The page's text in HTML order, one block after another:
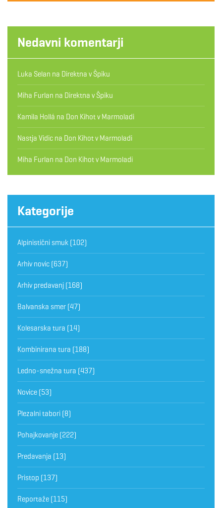
Nedavni komentarji
Luka Selan na Direktna v Špiku
Miha Furlan na Direktna v Špiku
Kamila Hollá na Don Kihot v Marmoladi
Nastja Vidic na Don Kihot v Marmoladi
Miha Furlan na Don Kihot v Marmoladi
Kategorije
Alpinistični smuk (102)
Arhiv novic (637)
Arhiv predavanj (168)
Balvanska smer (47)
Kolesarska tura (14)
Kombinirana tura (188)
Ledno-snežna tura (437)
Novice (53)
Plezalni tabori (8)
Pohajkovanje (222)
Predavanja (13)
Pristop (137)
Reportaže (115)